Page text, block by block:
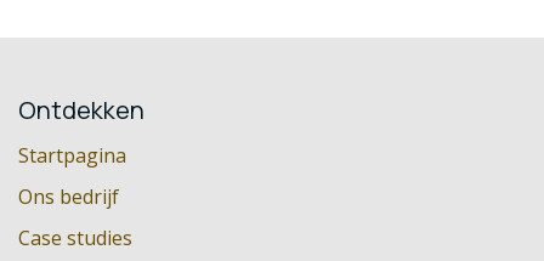
Ontdekken
Startpagina
Ons bedrijf
Case studies